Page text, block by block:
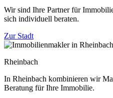
Wir sind Ihre Partner für
sich individuell beraten.
Zur Stadt
Rheinbach
In Rheinbach kombinieren wir
Beratung für Ihre Immobilie.